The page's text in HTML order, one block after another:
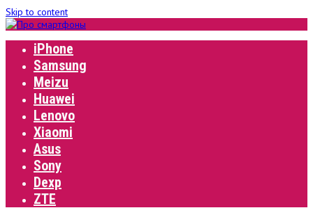
Skip to content
iPhone
Samsung
Meizu
Huawei
Lenovo
Xiaomi
Asus
Sony
Dexp
ZTE